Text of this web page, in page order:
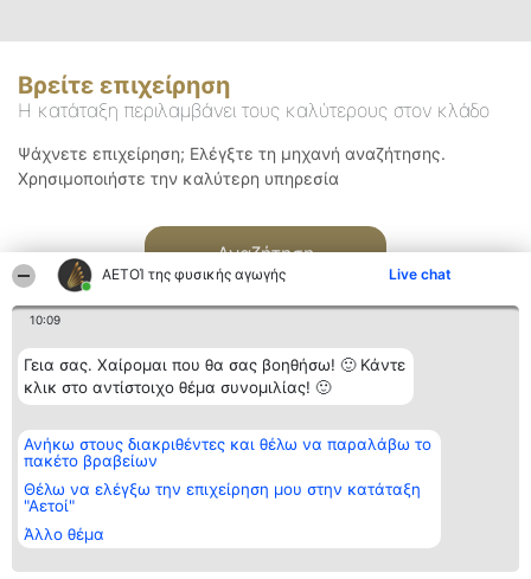
ΑΕΤΟΊ της φυσικής αγωγής Live chat
10:09
Γεια σας. Χαίρομαι που θα σας βοηθήσω! 🙂 Κάντε
κλικ στο αντίστοιχο θέμα συνομιλίας! 🙂
Ανήκω στους διακριθέντες και θέλω να παραλάβω το
πακέτο βραβείων
Θέλω να ελέγξω την επιχείρηση μου στην κατάταξη
"Αετοί"
Άλλο θέμα
Βρείτε επιχείρηση
Η κατάταξη περιλαμβάνει τους καλύτερους στον κλάδο
Ψάχνετε επιχείρηση; Ελέγξτε τη μηχανή αναζήτησης.
Χρησιμοποιήστε την καλύτερη υπηρεσία
Αναζήτηση
Διοργανωτής της
κατάταξης
BEAUTIFUL COMPANY
ΤΗΛ. ΕΠΙΚΟΙΝΩΝΙΑΣ:
2104128019
email:
aetoi@beautifulcompany.co
Κατάταξη
Διακριθέντες
των
διακριθέντων
προϋποθέσεις
Επικοινωνία
Επικοινωνία